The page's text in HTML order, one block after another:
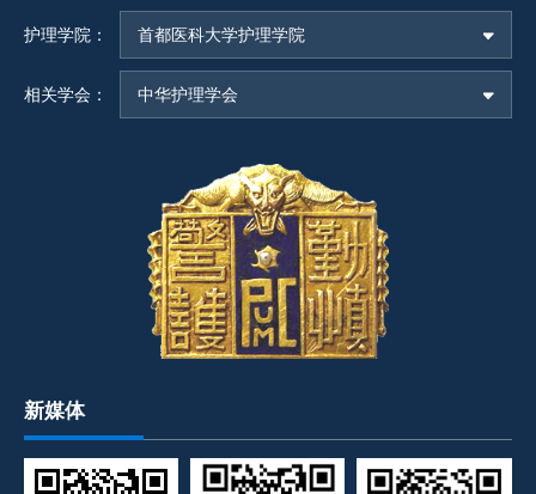
护理学院： 首都医科大学护理学院
相关学会： 中华护理学会
新媒体